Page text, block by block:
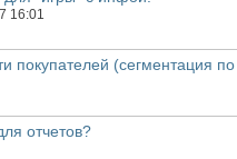
16:01
покупателей (сегментация
отчетов?